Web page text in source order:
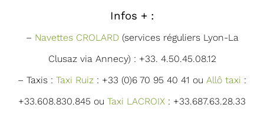
Infos + :
– Navettes CROLARD(services réguliers Lyon-La
Clusaz via Annecy) : +33. 4.50.45.08.12
– Taxis : Taxi Ruiz : +33 (0)6 70 95 40 41 ou Allô taxi :
+33.608.830.845 ou Taxi LACROIX : +33.687.63.28.33